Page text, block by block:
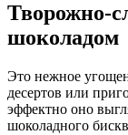
Творожно-
шоколадом
Это нежное
десертов или
эффектно оно
шоколадного